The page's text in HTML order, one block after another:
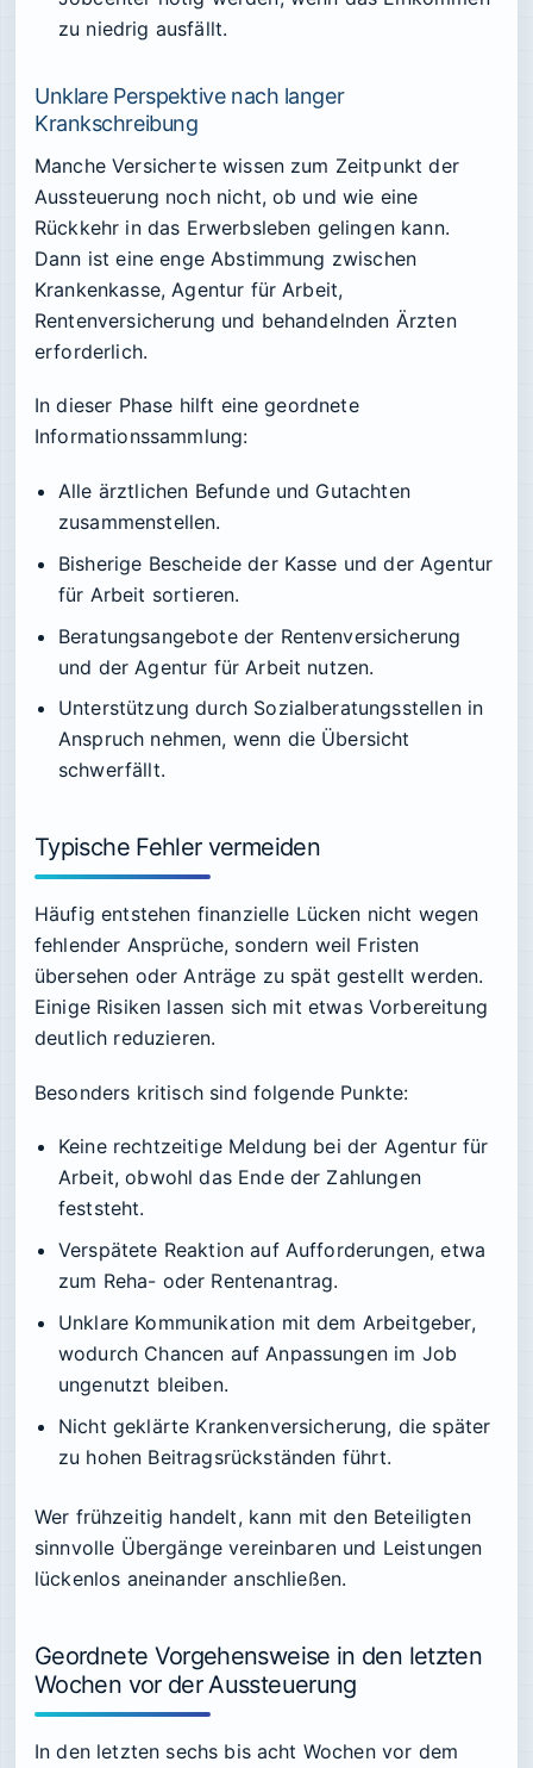
zu niedrig ausfällt.
Unklare Perspektive nach langer
Krankschreibung
Manche Versicherte wissen zum Zeitpunkt der
Aussteuerung noch nicht, ob und wie eine
Rückkehr in das Erwerbsleben gelingen kann.
Dann ist eine enge Abstimmung zwischen
Krankenkasse, Agentur für Arbeit,
Rentenversicherung und behandelnden Ärzten
erforderlich.
In dieser Phase hilft eine geordnete
Informationssammlung:
Alle ärztlichen Befunde und Gutachten
zusammenstellen.
Bisherige Bescheide der Kasse und der Agentur
für Arbeit sortieren.
Beratungsangebote der Rentenversicherung
und der Agentur für Arbeit nutzen.
Unterstützung durch Sozialberatungsstellen in
Anspruch nehmen, wenn die Übersicht
schwerfällt.
Typische Fehler vermeiden
Häufig entstehen finanzielle Lücken nicht wegen
fehlender Ansprüche, sondern weil Fristen
übersehen oder Anträge zu spät gestellt werden.
Einige Risiken lassen sich mit etwas Vorbereitung
deutlich reduzieren.
Besonders kritisch sind folgende Punkte:
Keine rechtzeitige Meldung bei der Agentur für
Arbeit, obwohl das Ende der Zahlungen
feststeht.
Verspätete Reaktion auf Aufforderungen, etwa
zum Reha- oder Rentenantrag.
Unklare Kommunikation mit dem Arbeitgeber,
wodurch Chancen auf Anpassungen im Job
ungenutzt bleiben.
Nicht geklärte Krankenversicherung, die später
zu hohen Beitragsrückständen führt.
Wer frühzeitig handelt, kann mit den Beteiligten
sinnvolle Übergänge vereinbaren und Leistungen
lückenlos aneinander anschließen.
Geordnete Vorgehensweise in den letzten
Wochen vor der Aussteuerung
In den letzten sechs bis acht Wochen vor dem